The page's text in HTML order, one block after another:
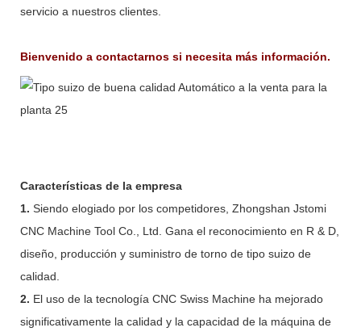
servicio a nuestros clientes.
Bienvenido a contactarnos si necesita más información.
Características de la empresa
1. Siendo elogiado por los competidores, Zhongshan Jstomi
CNC Machine Tool Co., Ltd. Gana el reconocimiento en R & D,
diseño, producción y suministro de torno de tipo suizo de
calidad.
2. El uso de la tecnología CNC Swiss Machine ha mejorado
significativamente la calidad y la capacidad de la máquina de